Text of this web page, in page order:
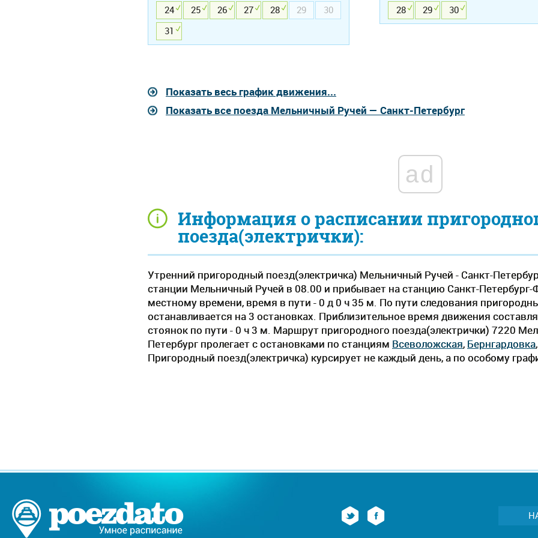
Информация о расписании
поезда(электрички):
Утренний пригородный поезд(электричка) Мельничный Ручей - Санкт-
станции Мельничный Ручей в 08.00 и прибывает на станцию Санкт-
местному времени, время в пути - 0 д 0 ч 35 м. По пути следования
останавливается на 3 остановках. Приблизительное время движения
стоянок по пути - 0 ч 3 м. Маршрут пригородного поезда(электрички) 7220
Петербург пролегает c остановками по станциям Всеволожская, Бернгардовка
Пригородный поезд(электричка) курсирует не каждый день, а по особому
24 25 26 27 28 29
30
31
28 29 30
Показать весь график движения...
Показать все поезда Мельничный Ручей — Санкт-Петербург
ad